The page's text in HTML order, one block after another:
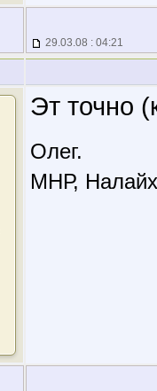
29.03.08 : 04:21
Эт точно
Олег.
МНР,